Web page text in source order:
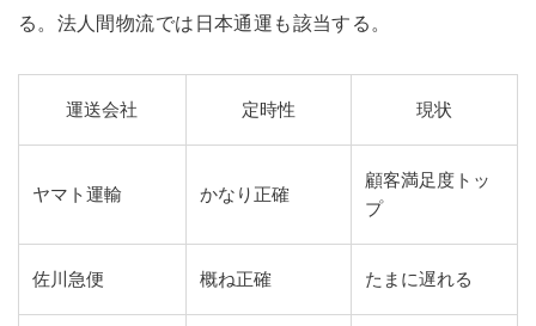
る。法人間物流では日本通運も該当する。
運送会社 定時性 現状
ヤマト運輸 かなり正確
顧客満足度トッ
プ
佐川急便 概ね正確 たまに遅れる